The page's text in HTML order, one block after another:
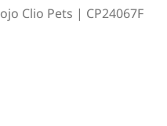
Clio Pets | CP24067F